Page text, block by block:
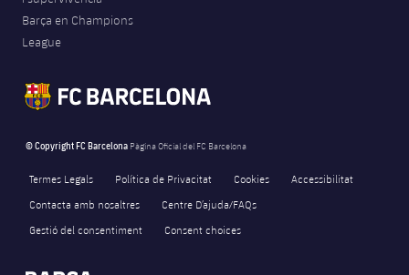
Barça en Champions
League
© Copyright FC Barcelona Pàgina Oficial del FC Barcelona
Termes Legals Política de Privacitat Cookies
Accessibilitat
Contacta amb nosaltres
Centre D’ajuda/FAQs
Gestió del consentiment
Consent choices